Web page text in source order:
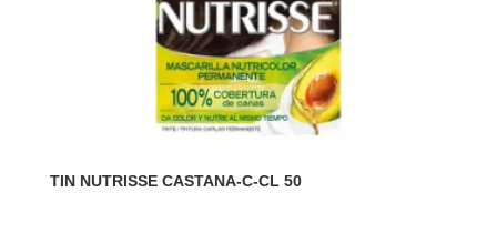
TIN NUTRISSE CASTANA-C-CL 50